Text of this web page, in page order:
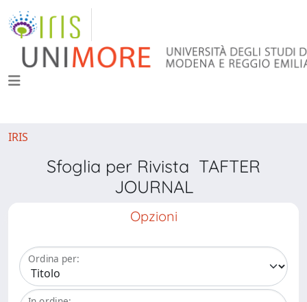
IRIS
Sfoglia per Rivista TAFTER
JOURNAL
Opzioni
Ordina per: